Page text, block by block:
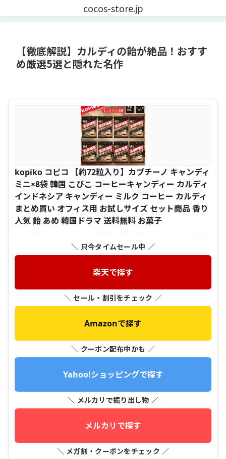
cocos-store.jp
【徹底解説】カルディの飴が絶品！おすす
め厳選5選と隠れた名作
kopiko コピコ 【約72粒入り】カプチーノ キャンディ
ミニ×8袋 韓国 こぴこ コーヒーキャンディー カルディ
インドネシア キャンディー ミルク コーヒー カルディ
まとめ買い オフィス用 お試しサイズ セット商品 香り
人気 飴 あめ 韓国ドラマ 送料無料 お菓子
＼ 只今タイムセール中 ／
楽天で探す
＼ セール・割引をチェック ／
Amazonで探す
＼ クーポン配布中かも ／
Yahoo!ショッピングで探す
＼ メルカリで掘り出し物 ／
メルカリで探す
＼ メガ割・クーポンをチェック ／